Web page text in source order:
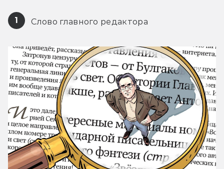
1 Слово главного редактора